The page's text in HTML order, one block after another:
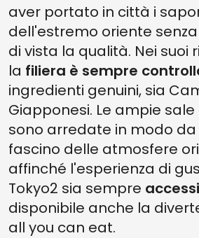
aver portato in città i
dell'estremo oriente
di vista la qualità. Nei suoi
la filiera è sempre
ingredienti genuini, sia
Giapponesi. Le ampie
sono arredate in modo da
fascino delle atmosfere
affinché l'esperienza di
Tokyo2 sia sempre
disponibile anche la
all you can eat.